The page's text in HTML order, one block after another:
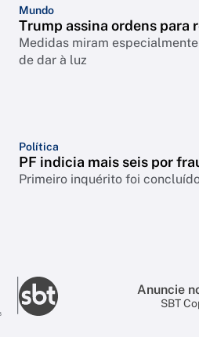
Mundo
Trump assina ordens
Medidas miram
de dar à luz
Política
PF indicia mais seis por
Primeiro inquérito foi
Anuncie
SBT